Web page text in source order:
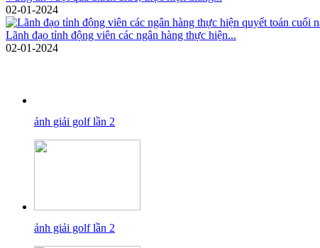
02-01-2024
Lãnh đạo tỉnh động viên các ngân hàng thực hiện...
02-01-2024
ảnh giải golf lần 2
ảnh giải golf lần 2